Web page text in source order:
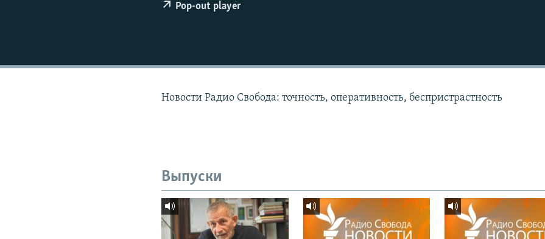
Pop-out player
Новости Радио Свобода: точность, оперативность, беспристрастность
Выпуски